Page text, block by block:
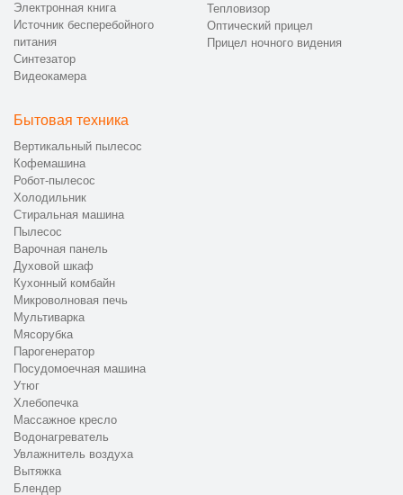
Электронная книга
Источник бесперебойного
питания
Синтезатор
Видеокамера
Тепловизор
Оптический прицел
Прицел ночного видения
Бытовая техника
Вертикальный пылесос
Кофемашина
Робот-пылесос
Холодильник
Стиральная машина
Пылесос
Варочная панель
Духовой шкаф
Кухонный комбайн
Микроволновая печь
Мультиварка
Мясорубка
Парогенератор
Посудомоечная машина
Утюг
Хлебопечка
Массажное кресло
Водонагреватель
Увлажнитель воздуха
Вытяжка
Блендер